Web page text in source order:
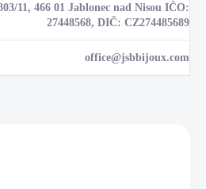
11, 466 01 Jablonec nad Nisou IČO:
27448568, DIČ: CZ274485689
office@jsbbijoux.com